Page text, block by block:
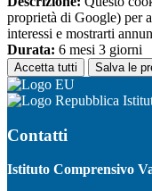
proprietà di Google) per
interessi e mostrarti
Durata: 6 mesi 3 giorni
Accetta tutti Salva le
Contatti
Istituto Comprensivo